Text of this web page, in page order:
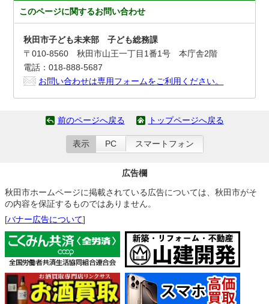
このページに関するお問い合わせ
秋田市子ども未来部 子ども総務課
〒010-8560 秋田市山王一丁目1番1号 本庁舎2階
電話：018-888-5687
お問い合わせは専用フォームをご利用ください。
前のページへ戻る トップページへ戻る
表示 PC スマートフォン
広告欄
秋田市ホームページに掲載されている広告については、秋田市がそ
の内容を保証するものではありません。
[バナー広告について]